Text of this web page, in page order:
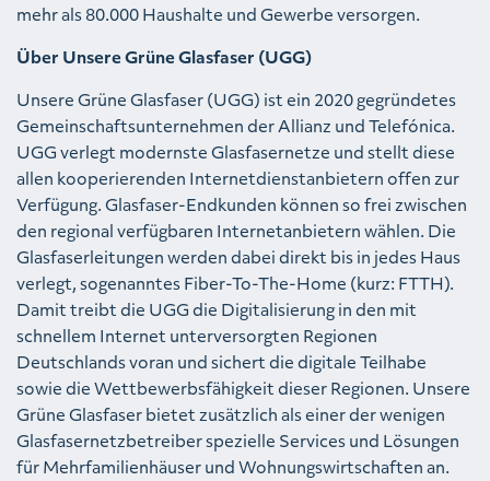
mehr als 80.000 Haushalte und Gewerbe versorgen.
Über Unsere Grüne Glasfaser (UGG)
Unsere Grüne Glasfaser (UGG) ist ein 2020 gegründetes
Gemeinschaftsunternehmen der Allianz und Telefónica.
UGG verlegt modernste Glasfasernetze und stellt diese
allen kooperierenden Internetdienstanbietern offen zur
Verfügung. Glasfaser-Endkunden können so frei zwischen
den regional verfügbaren Internetanbietern wählen. Die
Glasfaserleitungen werden dabei direkt bis in jedes Haus
verlegt, sogenanntes Fiber-To-The-Home (kurz: FTTH).
Damit treibt die UGG die Digitalisierung in den mit
schnellem Internet unterversorgten Regionen
Deutschlands voran und sichert die digitale Teilhabe
sowie die Wettbewerbsfähigkeit dieser Regionen. Unsere
Grüne Glasfaser bietet zusätzlich als einer der wenigen
Glasfasernetzbetreiber spezielle Services und Lösungen
für Mehrfamilienhäuser und Wohnungswirtschaften an.